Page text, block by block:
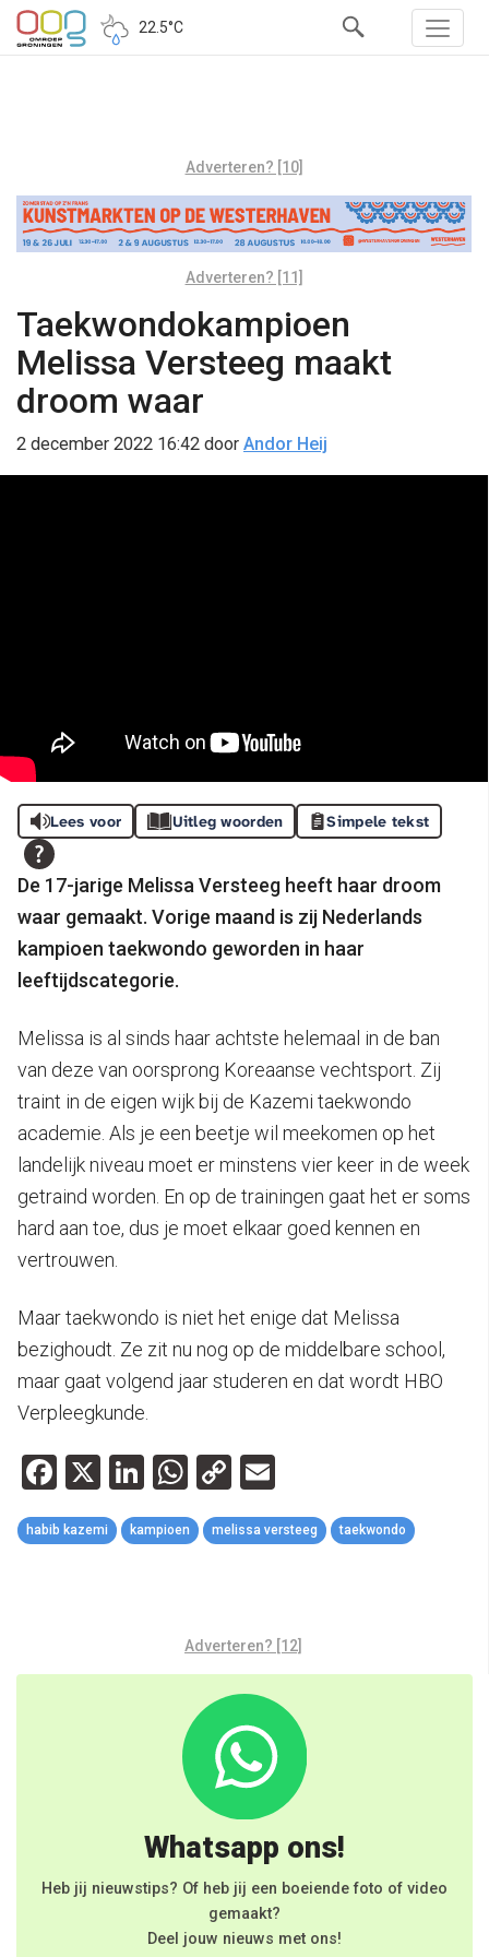
22.5°C
Adverteren? [10]
Adverteren? [11]
Taekwondokampioen
Melissa Versteeg maakt
droom waar
2 december 2022 16:42 door Andor Heij
Lees voor Uitleg woorden Simpele tekst
De 17-jarige Melissa Versteeg heeft haar droom
waar gemaakt. Vorige maand is zij Nederlands
kampioen taekwondo geworden in haar
leeftijdscategorie.
Melissa is al sinds haar achtste helemaal in de ban
van deze van oorsprong Koreaanse vechtsport. Zij
traint in de eigen wijk bij de Kazemi taekwondo
academie. Als je een beetje wil meekomen op het
landelijk niveau moet er minstens vier keer in de week
getraind worden. En op de trainingen gaat het er soms
hard aan toe, dus je moet elkaar goed kennen en
vertrouwen.
Maar taekwondo is niet het enige dat Melissa
bezighoudt. Ze zit nu nog op de middelbare school,
maar gaat volgend jaar studeren en dat wordt HBO
Verpleegkunde.
Facebook
X LinkedIn
WhatsApp
Copy
Link
habib kazemi kampioen melissa versteeg taekwondo
Adverteren? [12]
Whatsapp ons!
Heb jij nieuwstips? Of heb jij een boeiende foto of video
gemaakt?
Deel jouw nieuws met ons!